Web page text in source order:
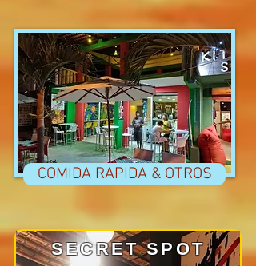
COMIDA RAPIDA & OTROS
SECRET SPOT